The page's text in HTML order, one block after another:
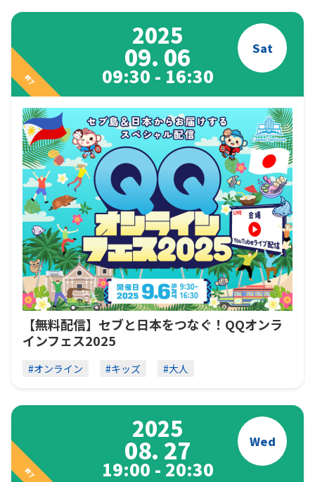
【無料配信】セブと日本をつなぐ！QQオンラ
インフェス2025
終了
2025
09. 06 Sat
09:30 - 16:30
#オンライン #キッズ #大人
終了
2025
08. 27 Wed
19:00 - 20:30